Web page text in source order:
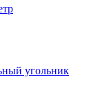
угольник